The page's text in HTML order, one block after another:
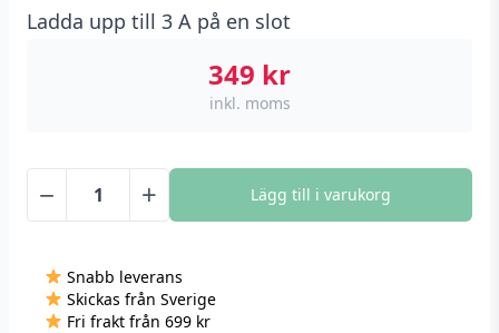
Ladda upp till 3 A på en slot
349 kr
inkl. moms
−
XTAR
mängd
+ Lägg till i varukorg
Snabb leverans
Skickas från Sverige
Fri frakt från 699 kr